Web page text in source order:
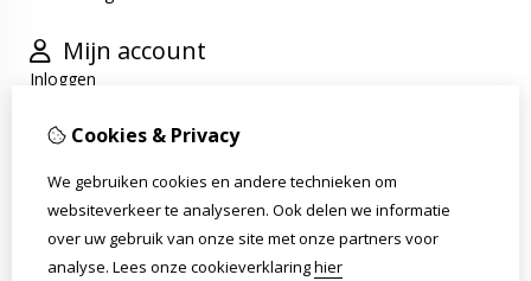
Mijn account
Inloggen
Verlanglijst
Klantenservice
Contact
Cookies & Privacy
We gebruiken cookies en andere technieken om
websiteverkeer te analyseren. Ook delen we informatie
over uw gebruik van onze site met onze partners voor
analyse. Lees onze cookieverklaringhier